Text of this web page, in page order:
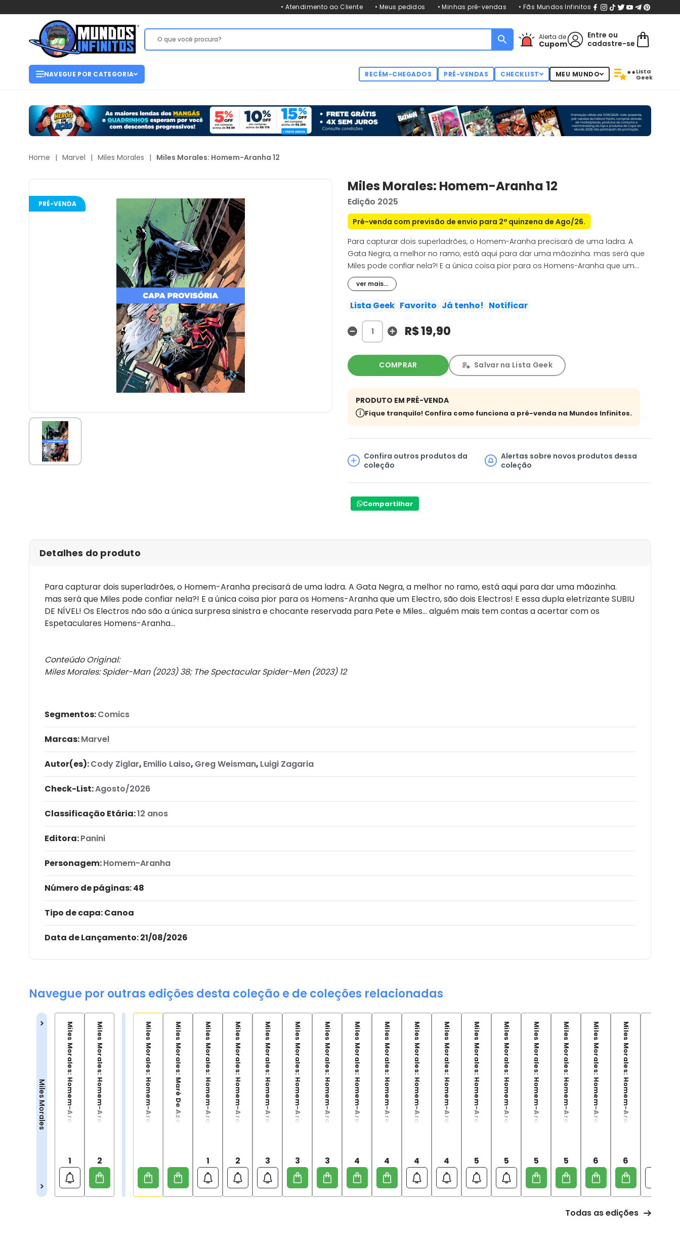
• Atendimento ao Cliente • Meus pedidos • Minhas pré-vendas • Fãs Mundos Infinitos
Alerta de
Cupom
Entre ou
cadastre-se
NAVEGUE POR CATEGORIA RECÉM-CHEGADOS PRÉ-VENDAS CHECKLIST MEU MUNDO **Lista
Geek
Home | Marvel | Miles Morales | Miles Morales: Homem-Aranha 12
PRÉ-VENDA
Miles Morales: Homem-Aranha 12
Edição 2025
Pré-venda com previsão de envio para 2ª quinzena de Ago/26.
Para capturar dois superladrões, o Homem-Aranha precisará de uma ladra. A
Gata Negra, a melhor no ramo, está aqui para dar uma mãozinha. mas será que
Miles pode confiar nela?! E a única coisa pior para os Homens-Aranha que um
Electro, são dois Electros! E essa dupla eletrizante SUBIU DE NÍVEL! Os Electros não
são a única surpresa sinistra e chocante reservada para Pete e Miles... alguém
mais tem contas a acertar com os Espetaculares Homens-Aranha...
ver mais...
Lista Geek Favorito Já tenho! Notificar
R$ 19,90
COMPRAR Salvar na Lista Geek
PRODUTO EM PRÉ-VENDA
Fique tranquilo! Confira como funciona a pré-venda na Mundos Infinitos.
Confira outros produtos da
coleção
Alertas sobre novos produtos dessa
coleção
Compartilhar
Detalhes do produto
Para capturar dois superladrões, o Homem-Aranha precisará de uma ladra. A Gata Negra, a melhor no ramo, está aqui para dar uma mãozinha.
mas será que Miles pode confiar nela?! E a única coisa pior para os Homens-Aranha que um Electro, são dois Electros! E essa dupla eletrizante SUBIU
DE NÍVEL! Os Electros não são a única surpresa sinistra e chocante reservada para Pete e Miles... alguém mais tem contas a acertar com os
Espetaculares Homens-Aranha...
Conteúdo Original:
Miles Morales: Spider-Man (2023) 38; The Spectacular Spider-Men (2023) 12
Segmentos:Comics
Marcas:Marvel
Autor(es):Cody Ziglar, Emilio Laiso, Greg Weisman, Luigi Zagaria
Check-List:Agosto/2026
Classificação Etária:12 anos
Editora:Panini
Personagem:Homem-Aranha
Número de páginas: 48
Tipo de capa:Canoa
Data de Lançamento:21/08/2026
Navegue por outras edições desta coleção e de coleções relacionadas
Miles Morales Miles Morales: Homem-Aranha (2023) Vol.01
1 Miles Morales: Homem-Aranha (2023) Vol. 2
2 Miles Morales: Homem-Aranha (2025) 14 Miles Morales: Maré De Azar Miles Morales: Homem-Aranha Vol.01
1 Miles Morales: Homem-Aranha Vol.02
2 Miles Morales: Homem-Aranha Vol.03
3 Miles Morales: Homem-Aranha (2023) Vol. 3
3 Miles Morales: Homem-Aranha (2025) 03
3 Miles Morales: Homem-Aranha (2025) 04
4 Miles Morales: Homem-Aranha (2025) 04 - Capa Variante
4 Miles Morales: Homem-Aranha (2023) Vol. 4
4 Miles Morales: Homem-Aranha Vol.04
4 Miles Morales: Homem-Aranha Vol.05
5 Miles Morales: Homem-Aranha (2023) Vol. 5
5 Miles Morales: Homem-Aranha (2025) 05
5 Miles Morales: Homem-Aranha (2025) 05
5 Miles Morales: Homem-Aranha (2025) 06
6 Miles Morales: Homem-Aranha (2023) Vol. 6
6
Todas as edições